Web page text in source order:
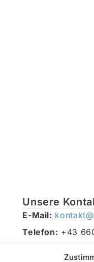
Unsere
E-Mail:
Telefon: +43